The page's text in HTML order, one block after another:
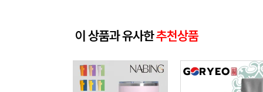
이 상품과 유사한추천상품